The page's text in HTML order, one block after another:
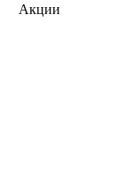
Акции